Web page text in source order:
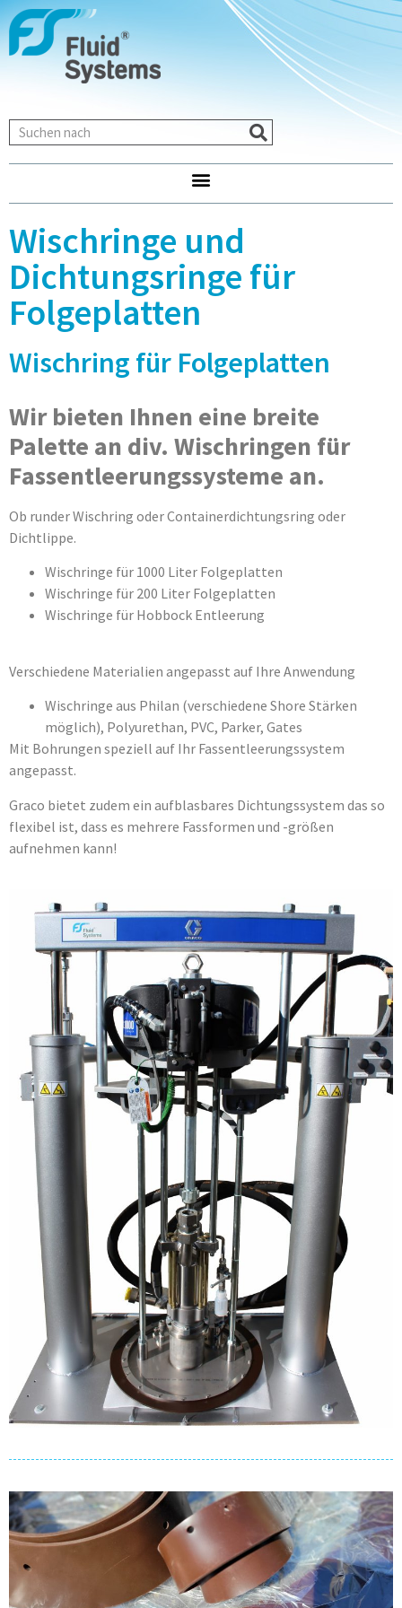
Wischringe und
Dichtungsringe für
Folgeplatten
Wischring für Folgeplatten
Wir bieten Ihnen eine breite
Palette an div. Wischringen für
Fassentleerungssysteme an.
Ob runder Wischring oder Containerdichtungsring oder
Dichtlippe.
Wischringe für 1000 Liter Folgeplatten
Wischringe für 200 Liter Folgeplatten
Wischringe für Hobbock Entleerung
Verschiedene Materialien angepasst auf Ihre Anwendung
Wischringe aus Philan (verschiedene Shore Stärken
möglich), Polyurethan, PVC, Parker, Gates
Mit Bohrungen speziell auf Ihr Fassentleerungssystem
angepasst.
Graco bietet zudem ein aufblasbares Dichtungssystem das so
flexibel ist, dass es mehrere Fassformen und -größen
aufnehmen kann!